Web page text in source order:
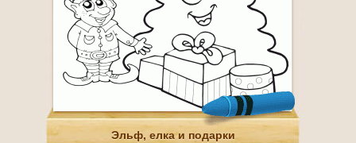
Эльф, елка и подарки